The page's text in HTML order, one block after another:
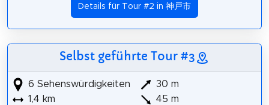
Details für Tour #2 in 神戸市
Selbst geführte Tour #3
6 Sehenswürdigkeiten
1,4 km
30 m
45 m